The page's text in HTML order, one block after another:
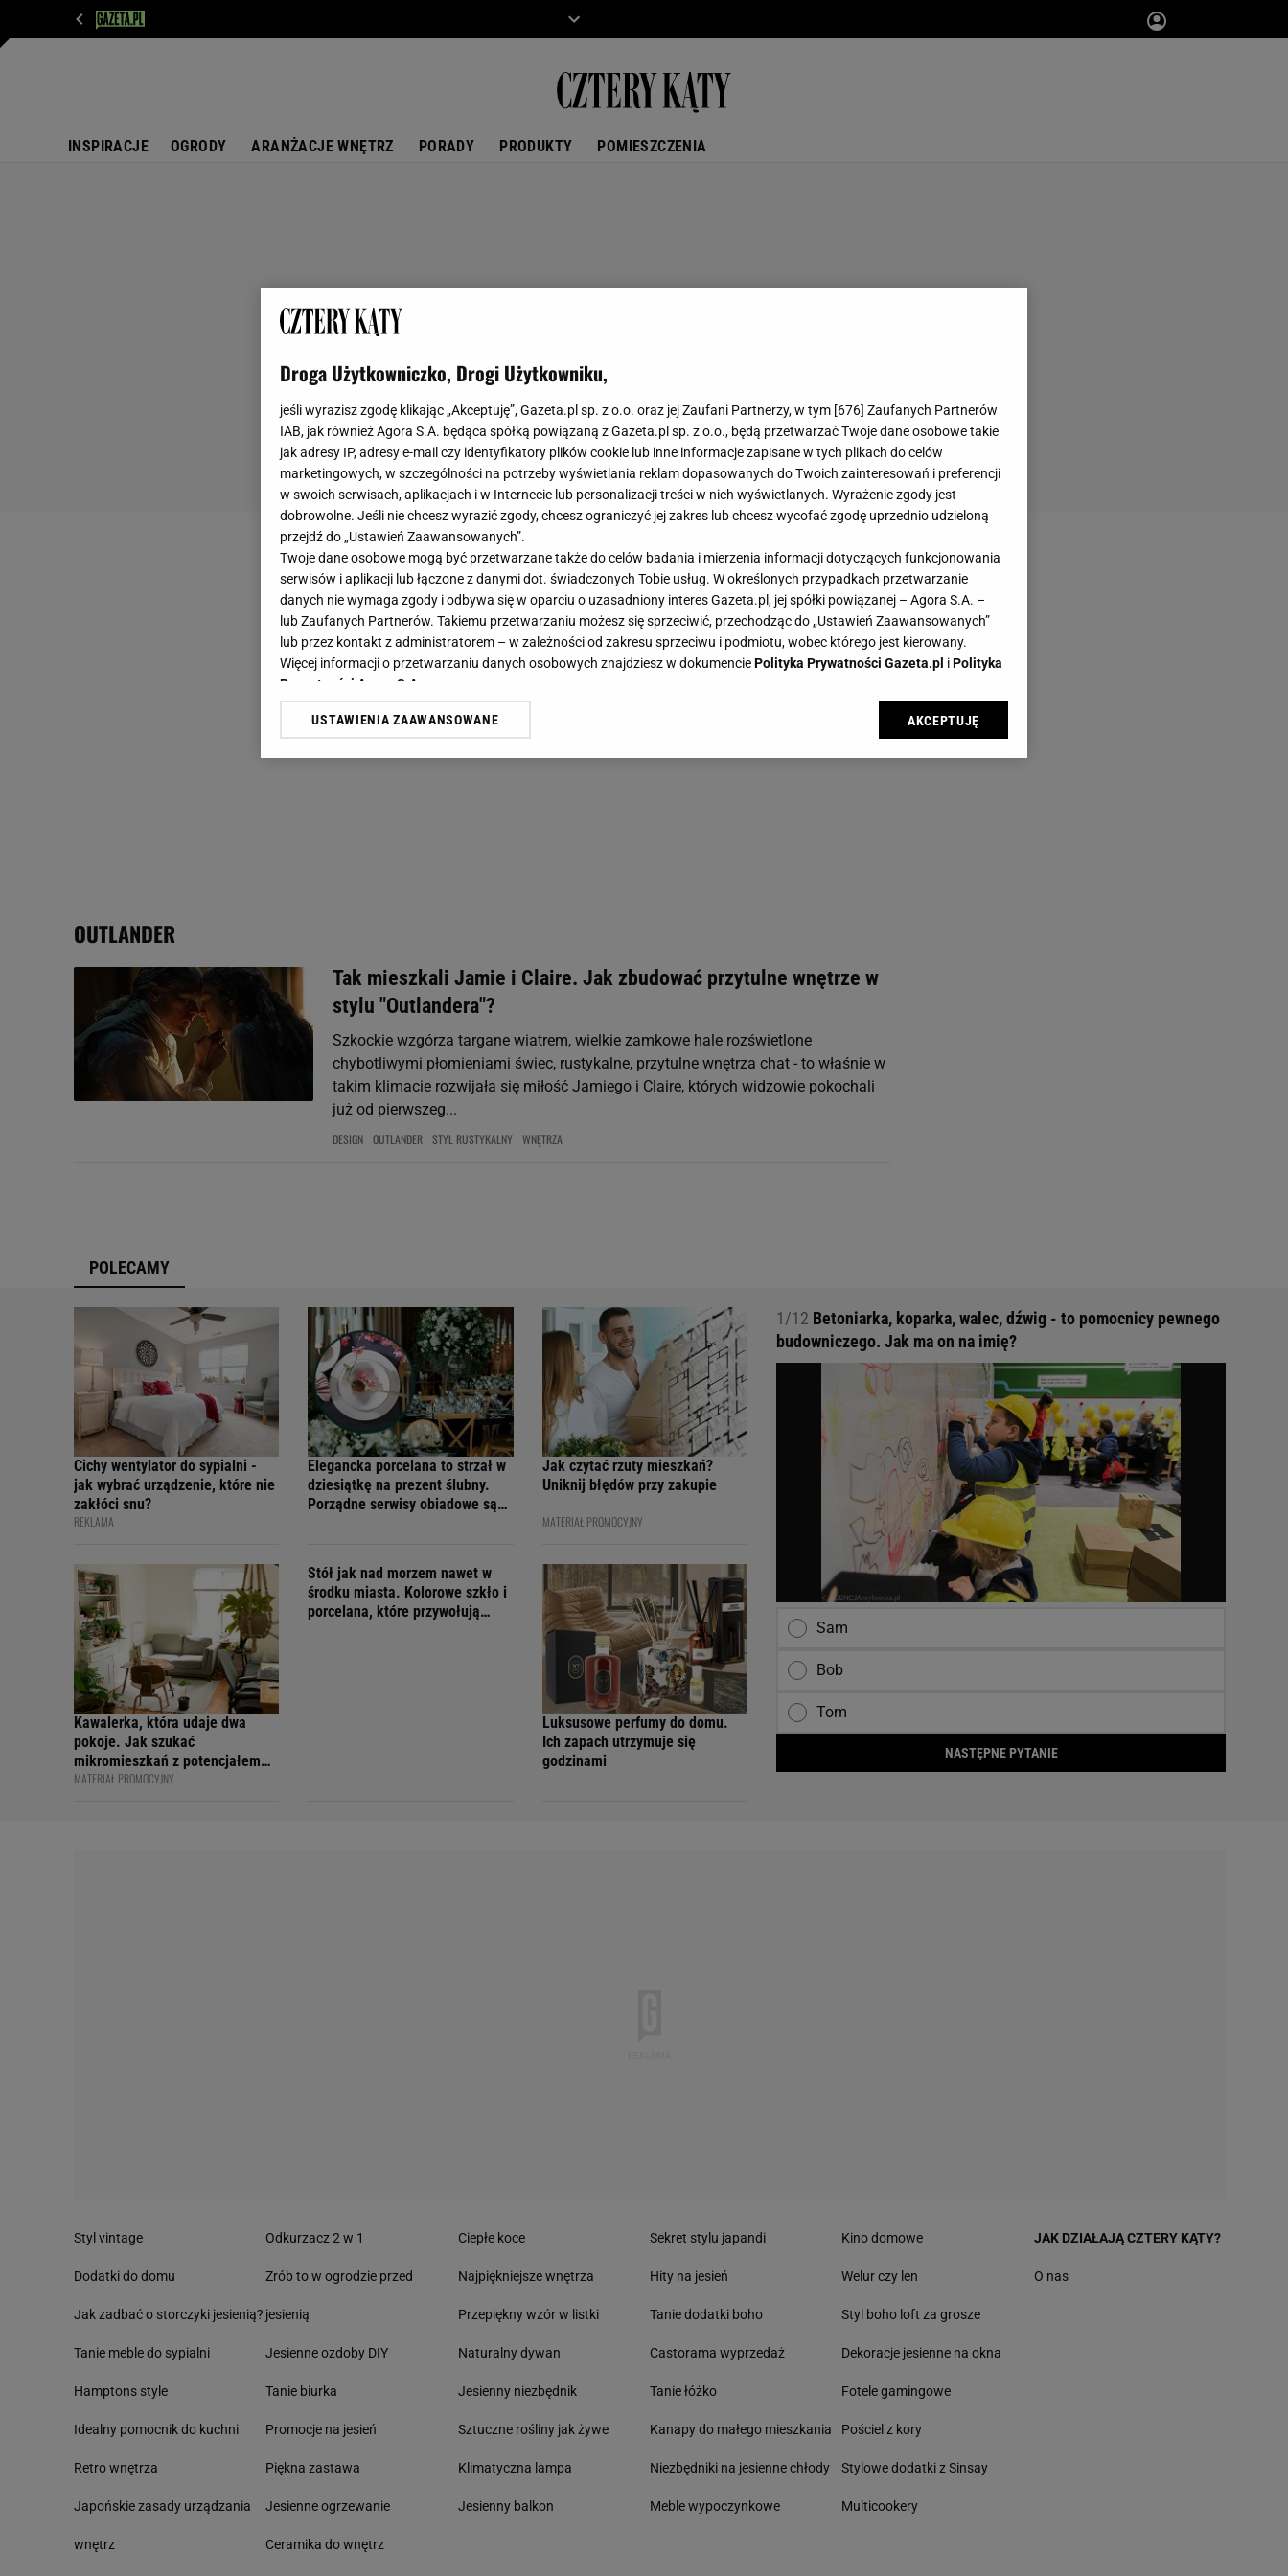
INSPIRACJE OGRODY ARANŻACJE WNĘTRZ PORADY PRODUKTY POMIESZCZENIA
OUTLANDER
Tak mieszkali Jamie i Claire. Jak zbudować przytulne wnętrze w
stylu "Outlandera"?
Szkockie wzgórza targane wiatrem, wielkie zamkowe hale rozświetlone
chybotliwymi płomieniami świec, rustykalne, przytulne wnętrza chat - to właśnie w
takim klimacie rozwijała się miłość Jamiego i Claire, których widzowie pokochali
już od pierwszeg...
DESIGN OUTLANDER STYL RUSTYKALNY WNĘTRZA
POLECAMY
Cichy wentylator do sypialni -
jak wybrać urządzenie, które nie
zakłóci snu?
REKLAMA
Elegancka porcelana to strzał w
dziesiątkę na prezent ślubny.
Porządne serwisy obiadowe są
Jak czytać rzuty mieszkań?
Uniknij błędów przy zakupie
MATERIAŁ PROMOCYJNY
Kawalerka, która udaje dwa
pokoje. Jak szukać
mikromieszkań z potencjałem
na sprytny podział?
MATERIAŁ PROMOCYJNY
Stół jak nad morzem nawet w
środku miasta. Kolorowe szkło i
porcelana, które przywołują
Luksusowe perfumy do domu.
Ich zapach utrzymuje się
godzinami
1/12 Betoniarka, koparka, walec, dźwig - to pomocnicy pewnego
budowniczego. Jak ma on na imię?
Sam
Bob
Tom
NASTĘPNE PYTANIE
Styl vintage
Dodatki do domu
Jak zadbać o storczyki jesienią?
Tanie meble do sypialni
Hamptons style
Idealny pomocnik do kuchni
Retro wnętrza
Japońskie zasady urządzania
wnętrz
Odkurzacz 2 w 1
Zrób to w ogrodzie przed
jesienią
Jesienne ozdoby DIY
Tanie biurka
Promocje na jesień
Piękna zastawa
Jesienne ogrzewanie
Ceramika do wnętrz
Ciepłe koce
Najpiękniejsze wnętrza
Przepiękny wzór w listki
Naturalny dywan
Jesienny niezbędnik
Sztuczne rośliny jak żywe
Klimatyczna lampa
Jesienny balkon
Sekret stylu japandi
Hity na jesień
Tanie dodatki boho
Castorama wyprzedaż
Tanie łóżko
Kanapy do małego mieszkania
Niezbędniki na jesienne chłody
Meble wypoczynkowe
Kino domowe
Welur czy len
Styl boho loft za grosze
Dekoracje jesienne na okna
Fotele gamingowe
Pościel z kory
Stylowe dodatki z Sinsay
Multicookery
JAK DZIAŁAJĄ CZTERY KĄTY?
O nas
Droga Użytkowniczko, Drogi Użytkowniku,
jeśli wyrazisz zgodę klikając „Akceptuję”, Gazeta.pl sp. z o.o. oraz jej Zaufani Partnerzy, w tym [676] Zaufanych Partnerów
IAB, jak również Agora S.A. będąca spółką powiązaną z Gazeta.pl sp. z o.o., będą przetwarzać Twoje dane osobowe takie
jak adresy IP, adresy e-mail czy identyfikatory plików cookie lub inne informacje zapisane w tych plikach do celów
marketingowych, w szczególności na potrzeby wyświetlania reklam dopasowanych do Twoich zainteresowań i preferencji
w swoich serwisach, aplikacjach i w Internecie lub personalizacji treści w nich wyświetlanych. Wyrażenie zgody jest
dobrowolne. Jeśli nie chcesz wyrazić zgody, chcesz ograniczyć jej zakres lub chcesz wycofać zgodę uprzednio udzieloną
przejdź do „Ustawień Zaawansowanych”.
Twoje dane osobowe mogą być przetwarzane także do celów badania i mierzenia informacji dotyczących funkcjonowania
serwisów i aplikacji lub łączone z danymi dot. świadczonych Tobie usług. W określonych przypadkach przetwarzanie
danych nie wymaga zgody i odbywa się w oparciu o uzasadniony interes Gazeta.pl, jej spółki powiązanej – Agora S.A. –
lub Zaufanych Partnerów. Takiemu przetwarzaniu możesz się sprzeciwić, przechodząc do „Ustawień Zaawansowanych”
lub przez kontakt z administratorem – w zależności od zakresu sprzeciwu i podmiotu, wobec którego jest kierowany.
Więcej informacji o przetwarzaniu danych osobowych znajdziesz w dokumenciePolityka Prywatności Gazeta.pl iPolityka
Prywatności Agora S.A.
Klikając „Akceptuję” wyrażasz też zgodę na zainstalowanie i przechowywanie plików cookie Gazeta.pl sp. z o.o., jej
USTAWIENIA ZAAWANSOWANE AKCEPTUJĘ